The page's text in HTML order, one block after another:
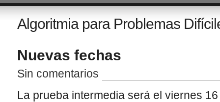
Algoritmia para Problemas
Nuevas fechas
Sin comentarios
La prueba intermedia será el viernes